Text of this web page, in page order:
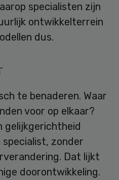
specialisten zijn
ontwikkelterrein
dus.
te benaderen. Waar
voor op elkaar?
gelijkgerichtheid
zonder
Dat lijkt
doorontwikkeling.